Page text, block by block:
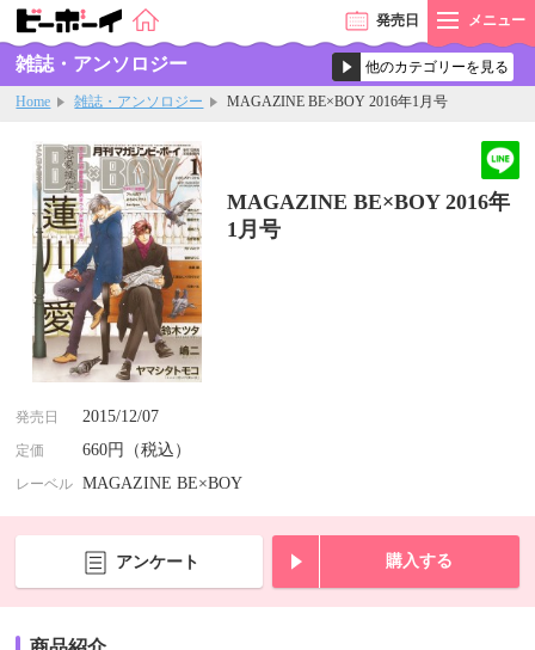
発売日 メニュー
雑誌・アンソロジー
Home 雑誌・アンソロジー MAGAZINE BE×BOY 2016年1月号
MAGAZINE BE×BOY 2016年
1月号
発売日 2015/12/07
定価 660円（税込）
レーベル MAGAZINE BE×BOY
アンケート 購入する